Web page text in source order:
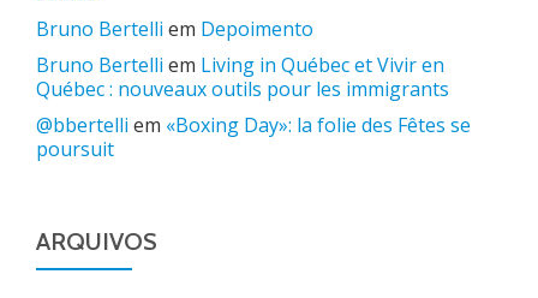
Bruno Bertelli em Depoimento
Bruno Bertelli em Living in Québec et Vivir en
Québec : nouveaux outils pour les immigrants
@bbertelli em «Boxing Day»: la folie des Fêtes se
poursuit
ARQUIVOS